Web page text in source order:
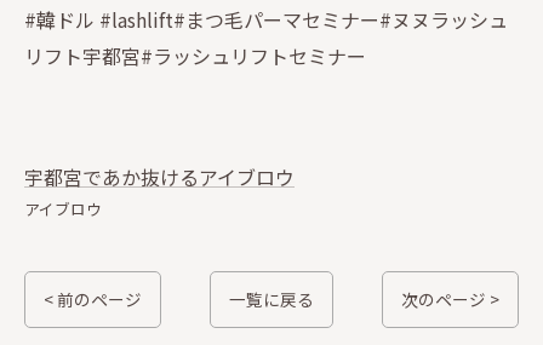
#韓ドル #lashlift#まつ毛パーマセミナー#ヌヌラッシュ
リフト宇都宮#ラッシュリフトセミナー
宇都宮であか抜けるアイブロウ
アイブロウ
< 前のページ 一覧に戻る 次のページ >